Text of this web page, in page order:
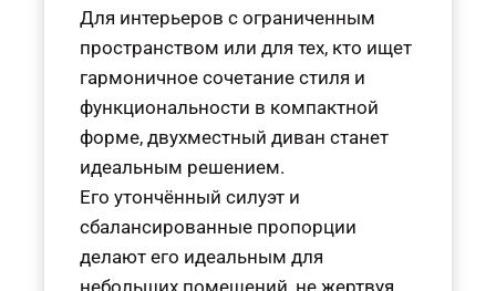
Для интерьеров с ограниченным
пространством или для тех, кто ищет
гармоничное сочетание стиля и
функциональности в компактной
форме, двухместный диван станет
идеальным решением.
Его утончённый силуэт и
сбалансированные пропорции
делают его идеальным для
небольших помещений, не жертвуя